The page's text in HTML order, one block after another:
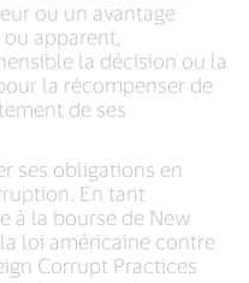
ou un avantage
apparent,
la décision ou la
la récompenser de
de ses
ses obligations en
En tant
à la bourse de New
loi américaine contre
Corrupt Practices